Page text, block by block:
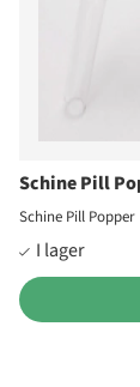
Schine Pill
Schine Pill Popper